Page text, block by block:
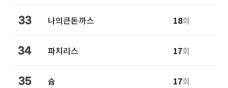
33 나의큰돈까스 18회
34 파치리스 17회
35 슙 17회